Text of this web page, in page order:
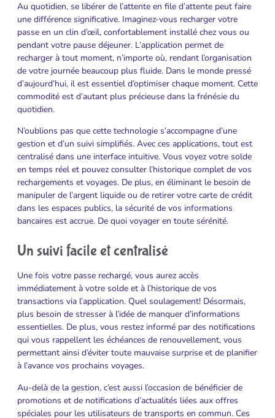
Au quotidien, se libérer de l’attente en file d’attente peut faire
une différence significative. Imaginez-vous recharger votre
passe en un clin d’œil, confortablement installé chez vous ou
pendant votre pause déjeuner. L’application permet de
recharger à tout moment, n’importe où, rendant l’organisation
de votre journée beaucoup plus fluide. Dans le monde pressé
d’aujourd’hui, il est essentiel d’optimiser chaque moment. Cette
commodité est d’autant plus précieuse dans la frénésie du
quotidien.
N’oublions pas que cette technologie s’accompagne d’une
gestion et d’un suivi simplifiés. Avec ces applications, tout est
centralisé dans une interface intuitive. Vous voyez votre solde
en temps réel et pouvez consulter l’historique complet de vos
rechargements et voyages. De plus, en éliminant le besoin de
manipuler de l’argent liquide ou de retirer votre carte de crédit
dans les espaces publics, la sécurité de vos informations
bancaires est accrue. De quoi voyager en toute sérénité.
Un suivi facile et centralisé
Une fois votre passe rechargé, vous aurez accès
immédiatement à votre solde et à l’historique de vos
transactions via l’application. Quel soulagement! Désormais,
plus besoin de stresser à l’idée de manquer d’informations
essentielles. De plus, vous restez informé par des notifications
qui vous rappellent les échéances de renouvellement, vous
permettant ainsi d’éviter toute mauvaise surprise et de planifier
à l’avance vos prochains voyages.
Au-delà de la gestion, c’est aussi l’occasion de bénéficier de
promotions et de notifications d’actualités liées aux offres
spéciales pour les utilisateurs de transports en commun. Ces